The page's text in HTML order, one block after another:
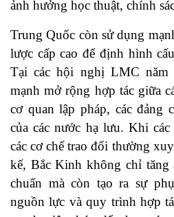
ảnh hưởng học thuật, chính
Trung Quốc còn sử dụng
lược cấp cao để định hình
Tại các hội nghị LMC năm
mạnh mở rộng hợp tác giữa
cơ quan lập pháp, các đảng
của các nước hạ lưu. Khi
các cơ chế trao đổi thường
kế, Bắc Kinh không chỉ tăng
chuẩn mà còn tạo ra sự
nguồn lực và quy trình hợp